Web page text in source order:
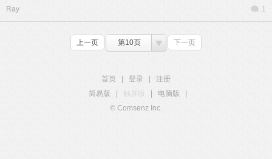
Ray 1
上一页 第10页 下一页
首页 登录
注册
简易版
触屏版 电脑版
© Comsenz Inc.